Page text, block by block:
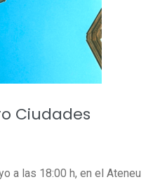
Ciudades
a las 18:00 h, en el Ateneu